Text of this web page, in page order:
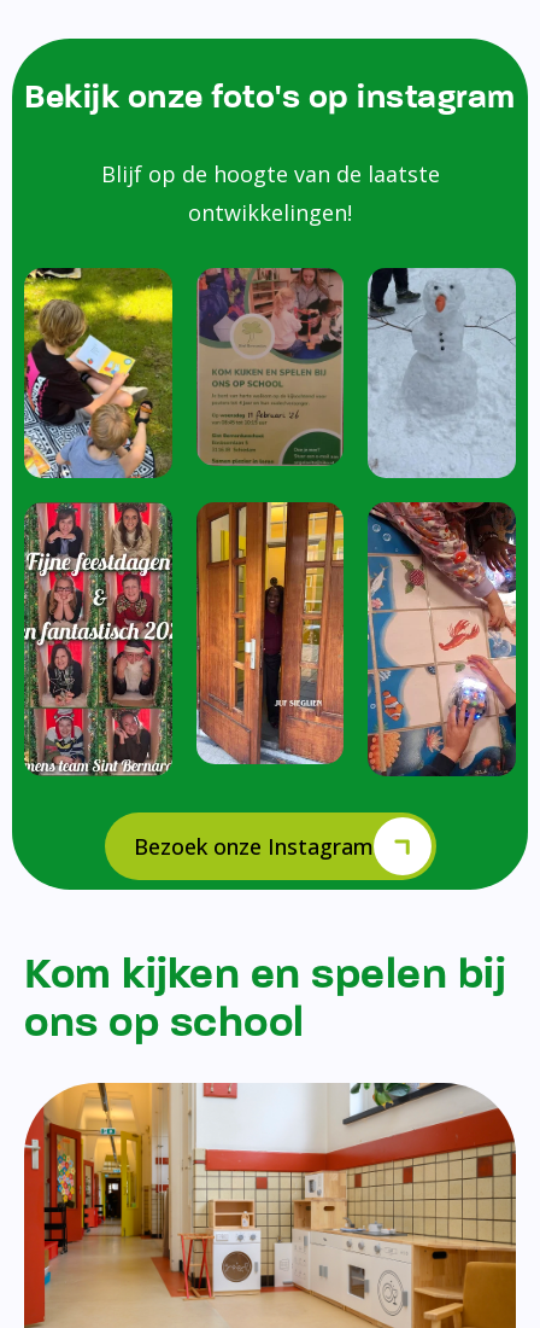
Bekijk onze foto's op instagram
Blijf op de hoogte van de laatste
ontwikkelingen!
Bezoek onze Instagram
Kom kijken en spelen bij
ons op school